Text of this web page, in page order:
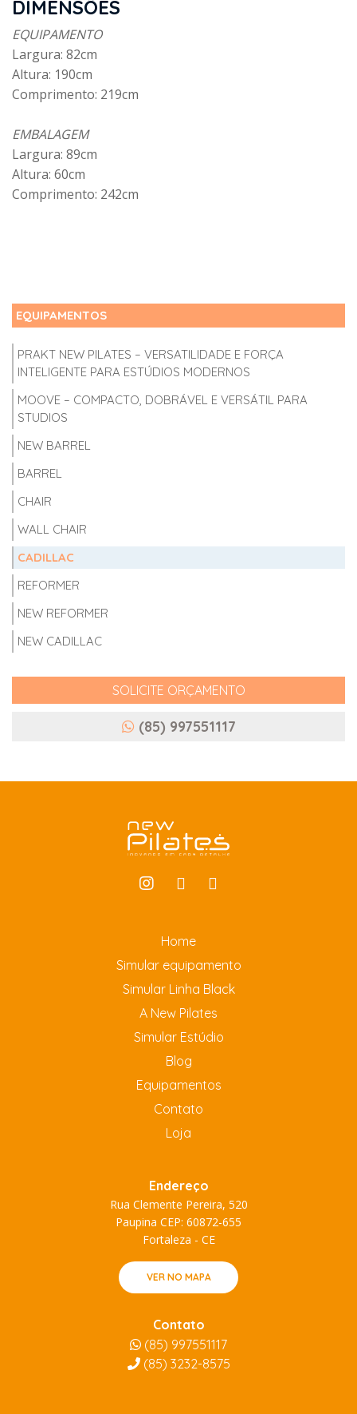
DIMENSÕES
EQUIPAMENTO
Largura: 82cm
Altura: 190cm
Comprimento: 219cm
EMBALAGEM
Largura: 89cm
Altura: 60cm
Comprimento: 242cm
EQUIPAMENTOS
PRAKT NEW PILATES – VERSATILIDADE E FORÇA
INTELIGENTE PARA ESTÚDIOS MODERNOS
MOOVE – COMPACTO, DOBRÁVEL E VERSÁTIL PARA
STUDIOS
NEW BARREL
BARREL
CHAIR
WALL CHAIR
CADILLAC
REFORMER
NEW REFORMER
NEW CADILLAC
SOLICITE ORÇAMENTO
(85) 997551117
Home
Simular equipamento
Simular Linha Black
A New Pilates
Simular Estúdio
Blog
Equipamentos
Contato
Loja
Endereço
Rua Clemente Pereira, 520
Paupina CEP: 60872-655
Fortaleza - CE
VER NO MAPA
Contato
(85) 997551117
(85) 3232-8575